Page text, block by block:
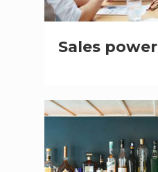
Sales power